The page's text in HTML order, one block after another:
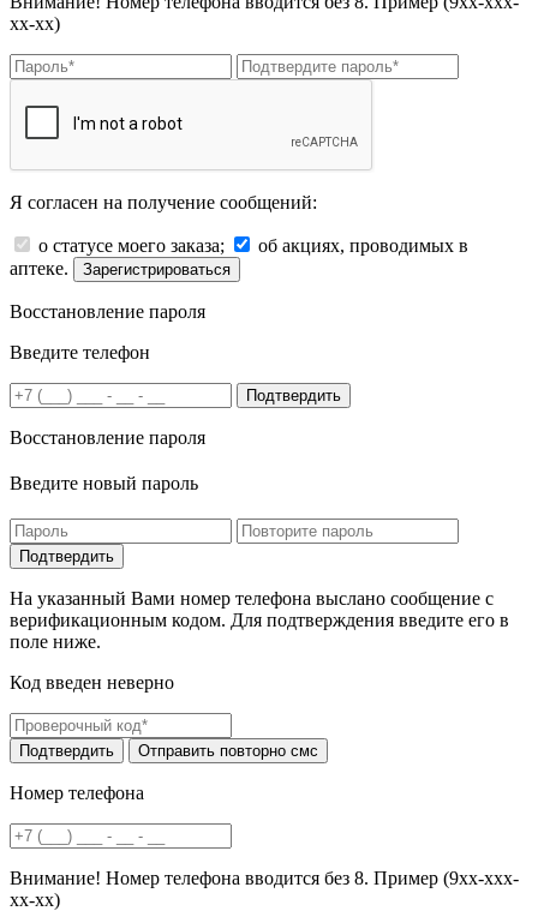
хх-хх)
Я согласен на получение сообщений:
о статусе моего заказа;
об акциях, проводимых в
аптеке.
Зарегистрироваться
Восстановление пароля
Введите телефон
Подтвердить
Восстановление пароля
Введите новый пароль
На указанный Вами номер телефона выслано сообщение с
верификационным кодом. Для подтверждения введите его в
поле ниже.
Код введен неверно
Номер телефона
Внимание! Номер телефона вводится без 8. Пример (9хх-ххх-
хх-хх)